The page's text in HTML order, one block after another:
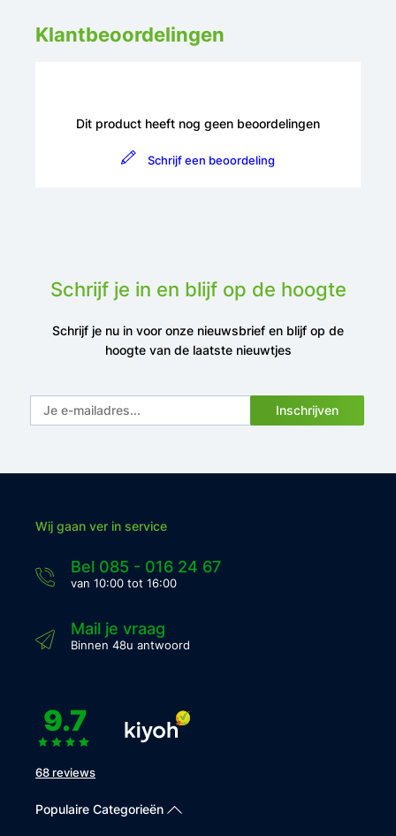
Klantbeoordelingen
Dit product heeft nog geen beoordelingen
Schrijf een beoordeling
Schrijf je in en blijf op de hoogte
Schrijf je nu in voor onze nieuwsbrief en blijf op de
hoogte van de laatste nieuwtjes
Inschrijven
Wij gaan ver in service
Bel 085 - 016 24 67
van 10:00 tot 16:00
Mail je vraag
Binnen 48u antwoord
9.7
68 reviews
Populaire Categorieën